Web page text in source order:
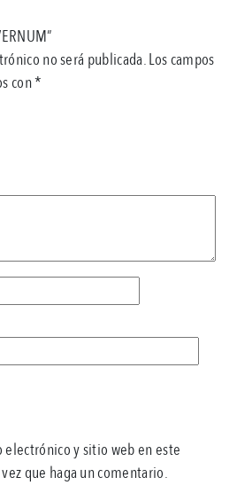
no será publicada.Los campos
con*
y sitio web en este
que haga un comentario.